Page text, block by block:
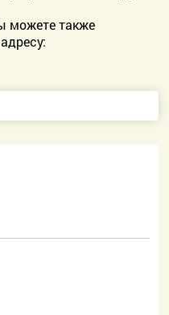
можете также